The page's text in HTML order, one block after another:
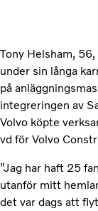
Tony Helsham,
under sin långa
på
integreringen av
Volvo köpte
vd för Volvo
”Jag har haft 25
utanför mitt
det var dags att